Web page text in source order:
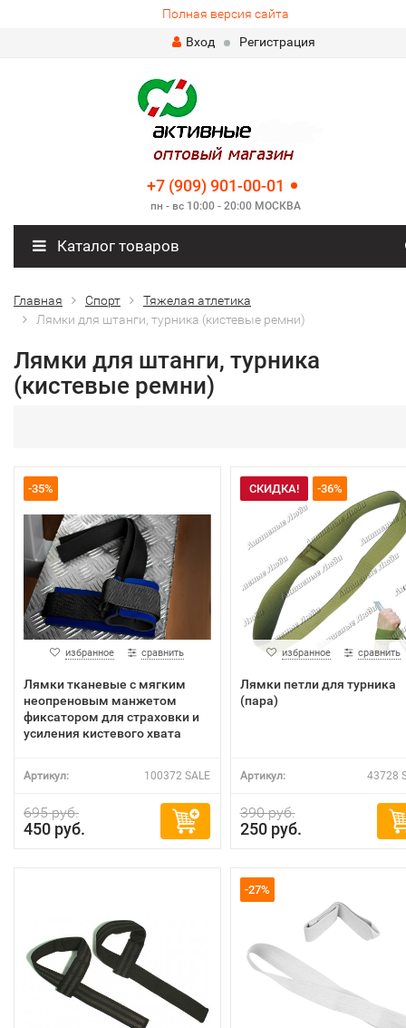
Полная версия сайта
Вход
Регистрация
+7 (909) 901-00-01
пн - вс 10:00 - 20:00 МОСКВА
Каталог товаров
Главная Спорт
Тяжелая атлетика
Лямки для штанги, турника (кистевые ремни)
Лямки для штанги, турника
(кистевые ремни)
-35%
избранное сравнить
Лямки тканевые с мягким
неопреновым манжетом
фиксатором для страховки и
усиления кистевого хвата
Артикул: 100372 SALE
695 руб.
450 руб.
СКИДКА! -36%
избранное сравнить
Лямки петли для турника
(пара)
Артикул: 43728
390 руб.
250 руб.
-27%